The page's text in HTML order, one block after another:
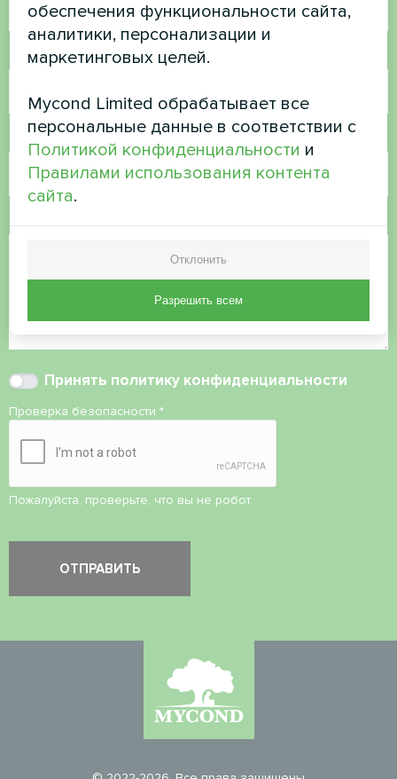
Номер телефона
Электронная почта
Принять политику конфиденциальности
Проверка безопасности *
Пожалуйста, проверьте, что вы не робот.
обеспечения функциональности сайта,
аналитики, персонализации и
маркетинговых целей.
Mycond Limited обрабатывает все
персональные данные в соответствии с
Политикой конфиденциальности и
Правилами использования контента
сайта.
Отклонить
Разрешить всем